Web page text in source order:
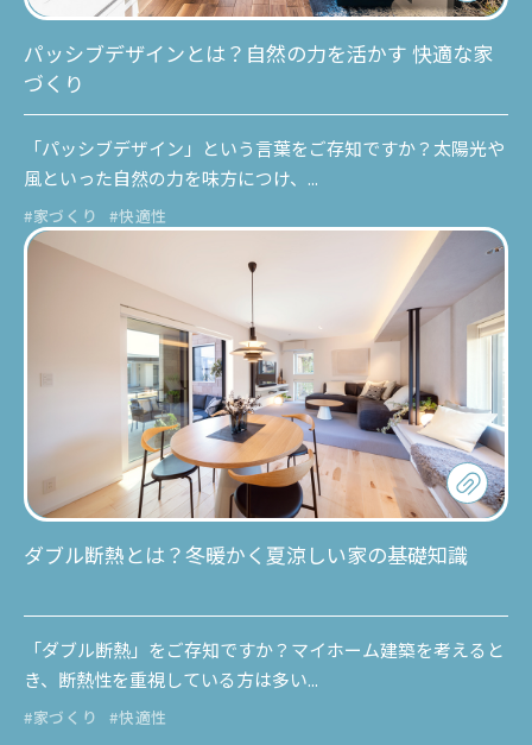
パッシブデザインとは？自然の力を活かす 快適な家
づくり
「パッシブデザイン」という言葉をご存知ですか？太陽光や
風といった自然の力を味方につけ、...
#家づくり #快適性
ダブル断熱とは？冬暖かく夏涼しい家の基礎知識
「ダブル断熱」をご存知ですか？マイホーム建築を考えると
き、断熱性を重視している方は多い...
#家づくり #快適性